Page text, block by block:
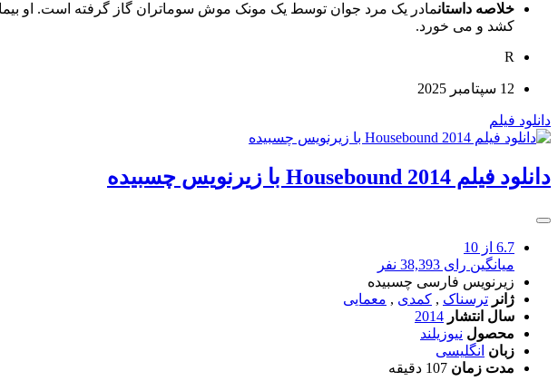
خلاصه داستانمادر یک مرد جوان توسط یک مونک موش سوماتران گاز گرفته است. او
کشد و می خورد.
R
12 سپتامبر 2025
دانلود فیلم
دانلود فیلم Housebound 2014 با زیرنویس چسبیده
6.7 از 10
میانگین رای 38,393 نفر
زیرنویس فارسی چسبیده
ژانر ترسناک , کمدی , معمایی
سال انتشار 2014
محصول نیوزیلند
زبان انگلیسی
مدت زمان 107 دقیقه